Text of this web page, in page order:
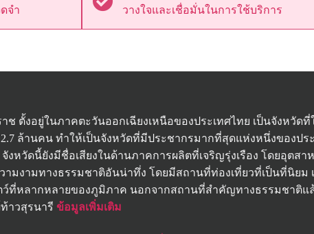
จำ
วางใจและเชื่อมั่นในการใช้บริการ
ช ตั้งอยู่ในภาคตะวันออกเฉียงเหนือของประเทศไทย เป็นจังห
ล้านคน ทำให้เป็นจังหวัดที่มีประชากรมากที่สุดแห่งหนึ่งของป
หวัดนี้ยังมีชื่อเสียงในด้านภาคการผลิตที่เจริญรุ่งเรือง โดยอุตส
มงามทางธรรมชาติอันน่าทึ่ง โดยมีสถานที่ท่องเที่ยวที่เป็นที่นิย
ว์ที่หลากหลายของภูมิภาค นอกจากสถานที่สำคัญทางธรรมชาติ
าวสุรนารีข้อมูลเพิ่มเติม